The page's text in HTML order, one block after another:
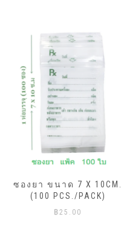
ซองยา ขนาด 7 X 10CM.
(100 PCS./PACK)
฿25.00